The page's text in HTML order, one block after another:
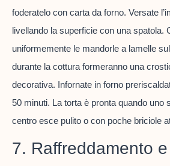
foderatelo con carta da forno. Versate
livellando la superficie con una spatola.
uniformemente le mandorle a lamelle
durante la cottura formeranno una
decorativa. Infornate in forno
50 minuti. La torta è pronta quando uno
centro esce pulito o con poche briciole
7. Raffreddamento